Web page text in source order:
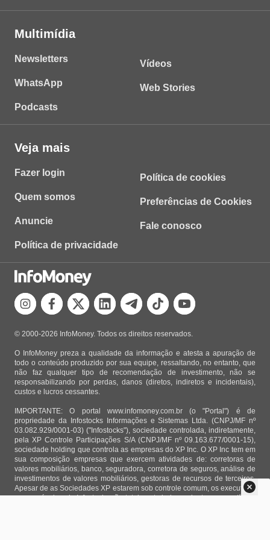
Multimídia
Newsletters
WhatsApp
Podcasts
Vídeos
Web Stories
Veja mais
Fazer login
Quem somos
Anuncie
Política de privacidade
Política de cookies
Preferências de Cookies
Fale conosco
© 2000-2026 InfoMoney. Todos os direitos reservados.
O InfoMoney preza a qualidade da informação e atesta a apuração de
todo o conteúdo produzido por sua equipe, ressaltando, no entanto, que
não faz qualquer tipo de recomendação de investimento, não se
responsabilizando por perdas, danos (diretos, indiretos e incidentais),
custos e lucros cessantes.
IMPORTANTE: O portal www.infomoney.com.br (o "Portal") é de
propriedade da Infostocks Informações e Sistemas Ltda. (CNPJ/MF nº
03.082.929/0001-03) ("Infostocks"), sociedade controlada, indiretamente,
pela XP Controle Participações S/A (CNPJ/MF nº 09.163.677/0001-15),
sociedade holding que controla as empresas do XP Inc. O XP Inc tem em
sua composição empresas que exercem atividades de: corretoras de
valores mobiliários, banco, seguradora, corretora de seguros, análise de
investimentos de valores mobiliários, gestoras de recursos de terceiros.
Apesar de as Sociedades XP estarem sob controle comum, os executivos
responsáveis pela Infostocks são totalmente independentes e as notícias,